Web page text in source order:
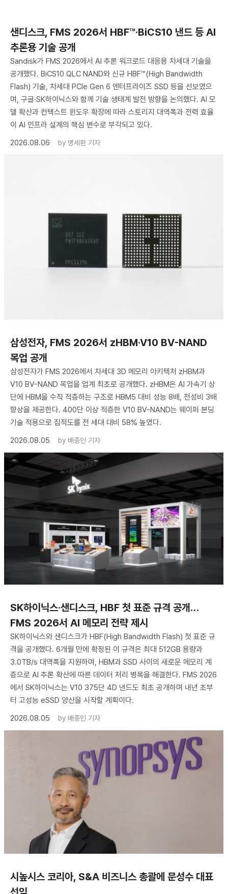
샌디스크, FMS 2026서 HBF™·BiCS10 낸드 등 AI
추론용 기술 공개
Sandisk가 FMS 2026에서 AI 추론 워크로드 대응용 차세대 기술을
공개했다. BiCS10 QLC NAND와 신규 HBF™(High Bandwidth
Flash) 기술, 차세대 PCIe Gen 6 엔터프라이즈 SSD 등을 선보였으
며, 구글·SK하이닉스와 함께 기술 생태계 발전 방향을 논의했다. AI 모
델 확산과 컨텍스트 윈도우 확장에 따라 스토리지 대역폭과 전력 효율
이 AI 인프라 설계의 핵심 변수로 부각되고 있다.
2026.08.06
by 명세환 기자
삼성전자, FMS 2026서 zHBM·V10 BV-NAND
목업 공개
삼성전자가 FMS 2026에서 차세대 3D 메모리 아키텍처 zHBM과
V10 BV-NAND 목업을 업계 최초로 공개했다. zHBM은 AI 가속기 상
단에 HBM을 수직 적층하는 구조로 HBM5 대비 성능 8배, 전성비 3배
향상을 제공한다. 400단 이상 적층한 V10 BV-NAND는 웨이퍼 본딩
기술 적용으로 집적도를 전 세대 대비 58% 높였다.
2026.08.05
by 배종인 기자
SK하이닉스·샌디스크, HBF 첫 표준 규격 공개…
FMS 2026서 AI 메모리 전략 제시
SK하이닉스와 샌디스크가 HBF(High Bandwidth Flash) 첫 표준 규
격을 공개했다. 6개월 만에 확정된 이 규격은 최대 512GB 용량과
3.0TB/s 대역폭을 지원하며, HBM과 SSD 사이의 새로운 메모리 계
층으로 AI 추론 확산에 따른 데이터 처리 병목을 해결한다. FMS 2026
에서 SK하이닉스는 V10 375단 4D 낸드도 최초 공개하며 내년 초부
터 고성능 eSSD 양산을 시작할 계획이다.
2026.08.05
by 배종인 기자
시높시스 코리아, S&A 비즈니스 총괄에 문성수 대표